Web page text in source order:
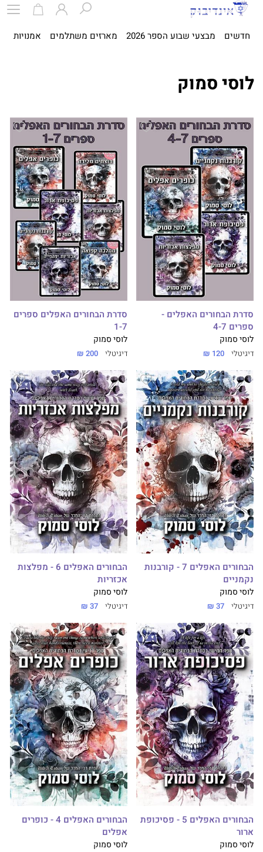
חדשים מבצעי שבוע הספר 2026 מארזים משתלמים אמנויות
לוסי סמוק
סדרת הבחורים האפלים -
ספרים 4-7
לוסי סמוק
דיגיטלי 120 ₪
סדרת הבחורים האפלים ספרים
1-7
לוסי סמוק
דיגיטלי 200 ₪
הבחורים האפלים 7 - קורבנות
נקמניים
לוסי סמוק
דיגיטלי 37 ₪
הבחורים האפלים 6 - מפלצות
אכזריות
לוסי סמוק
דיגיטלי 37 ₪
הבחורים האפלים 5 - פסיכופת
ארור
לוסי סמוק
הבחורים האפלים 4 - כופרים
אפלים
לוסי סמוק